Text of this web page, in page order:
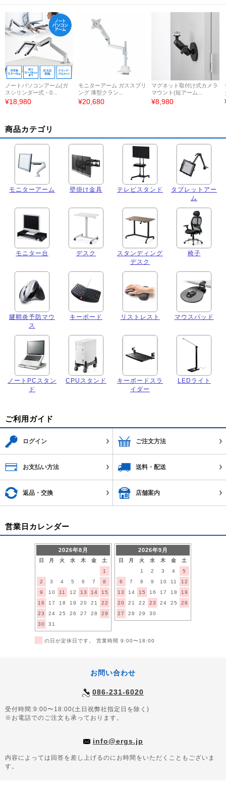
ノートパソコンアーム(ガ
スシリンダー式・0...
¥18,980
モニターアーム ガススプリ
ング 薄型クラン...
¥20,680
マグネット取付け式カメラ
マウント(短アーム...
¥8,980
商品カテゴリ
モニターアーム 壁掛け金具 テレビスタンド
タブレットアー
ム
モニター台 デスク
スタンディング
デスク
椅子
腱鞘炎予防マウ
ス
キーボード リストレスト マウスパッド
ノートPCスタン
ド
CPUスタンド
キーボードスラ
イダー
LEDライト
ご利用ガイド
ログイン ご注文方法
お支払い方法 送料・配送
返品・交換 店舗案内
営業日カレンダー
2026年8月
日 月 火 水 木 金
土
1
2
3 4 5 6 7
8
9
10 11 12 13 14
15
16
17 18 19 20 21
22
23
24 25 26 27 28
29
30
31
2026年9月
日 月 火 水 木 金
土
1
2 3 4
5
6
7 8 9 10 11
12
13
14 15 16 17 18
19
20
21 22 23 24 25
26
27
28 29 30
の日が定休日です。 営業時間 9:00〜18:00
お問い合わせ
086-231-6020
受付時間:9:00〜18:00(土日祝弊社指定日を除く)
※お電話でのご注文も承っております。
info@ergs.jp
内容によっては回答を差し上げるのにお時間をいただくこともございま
す。